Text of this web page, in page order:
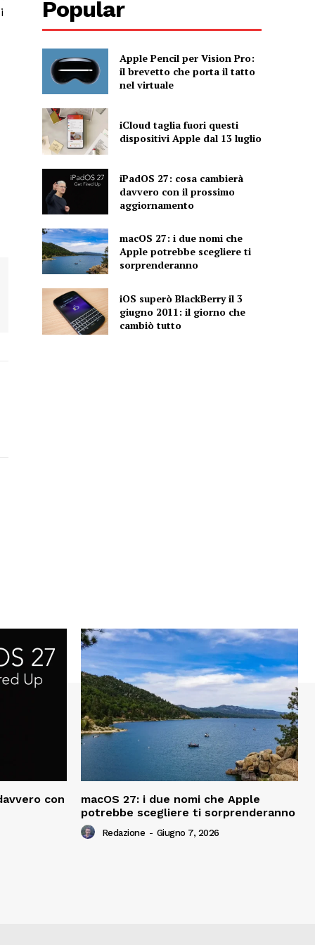
Popular
Apple Pencil per Vision Pro:
il brevetto che porta il tatto
nel virtuale
iCloud taglia fuori questi
dispositivi Apple dal 13 luglio
iPadOS 27: cosa cambierà
davvero con il prossimo
aggiornamento
macOS 27: i due nomi che
Apple potrebbe scegliere ti
sorprenderanno
iOS superò BlackBerry il 3
giugno 2011: il giorno che
cambiò tutto
con
macOS 27: i due nomi che Apple
potrebbe scegliere ti sorprenderanno
Redazione - Giugno 7, 2026